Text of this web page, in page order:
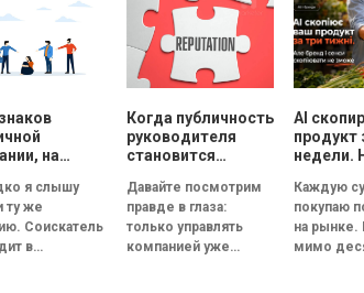
на
на
я слышу
ту же
Соискатель
в
Когда публичность
руководителя
становится
репутации
Давайте посмотрим
правде в глаза:
только управлять
компанией уже
AI
продукт
недели.
сможет
Каждую
покупаю
на рынке.
мимо